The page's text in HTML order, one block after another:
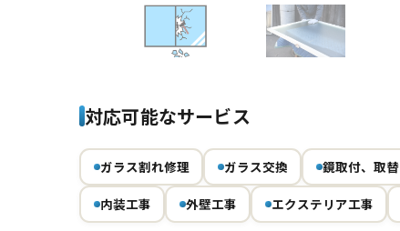
対応可能なサービス
ガラス割れ修理 ガラス交換 鏡取付、取替
内装工事 外壁工事 エクステリア工事